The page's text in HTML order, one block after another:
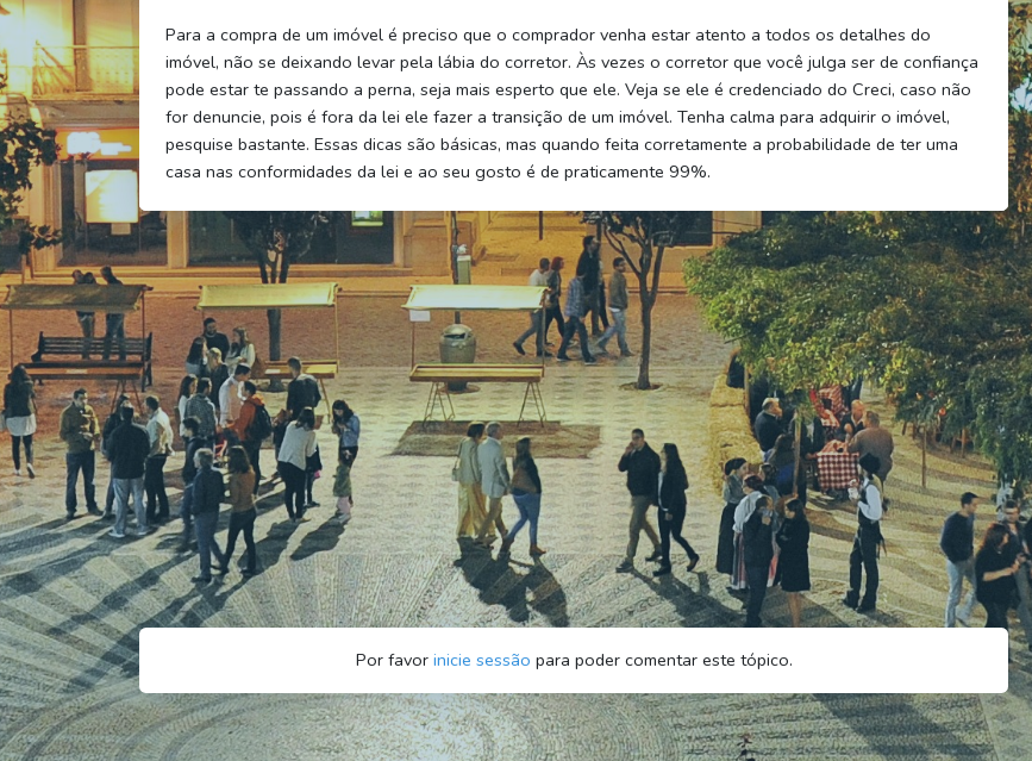
Para a compra de um imóvel é preciso que o comprador venha estar atento a todos os detalhes do
imóvel, não se deixando levar pela lábia do corretor. Às vezes o corretor que você julga ser de confiança
pode estar te passando a perna, seja mais esperto que ele. Veja se ele é credenciado do Creci, caso não
for denuncie, pois é fora da lei ele fazer a transição de um imóvel. Tenha calma para adquirir o imóvel,
pesquise bastante. Essas dicas são básicas, mas quando feita corretamente a probabilidade de ter uma
casa nas conformidades da lei e ao seu gosto é de praticamente 99%.
Por favor inicie sessão para poder comentar este tópico.